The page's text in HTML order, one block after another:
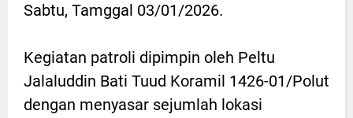
Sabtu, Tamggal 03/01/2026.
Kegiatan patroli dipimpin oleh Peltu
Jalaluddin Bati Tuud Koramil 1426-01/Polut
dengan menyasar sejumlah lokasi